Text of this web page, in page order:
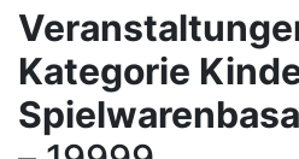
Kategorie